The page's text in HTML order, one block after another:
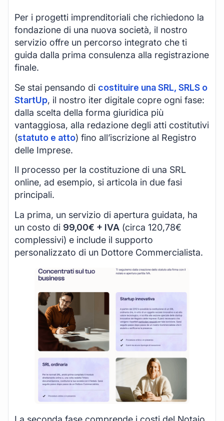
Per i progetti imprenditoriali che richiedono la
fondazione di una nuova società, il nostro
servizio offre un percorso integrato che ti
guida dalla prima consulenza alla registrazione
finale.
Se stai pensando di costituire una SRL, SRLS o
StartUp, il nostro iter digitale copre ogni fase:
dalla scelta della forma giuridica più
vantaggiosa, alla redazione degli atti costitutivi
(statuto e atto) fino all’iscrizione al Registro
delle Imprese.
Il processo per la costituzione di una SRL
online, ad esempio, si articola in due fasi
principali.
La prima, un servizio di apertura guidata, ha
un costo di 99,00€ + IVA (circa 120,78€
complessivi) e include il supporto
personalizzato di un Dottore Commercialista.